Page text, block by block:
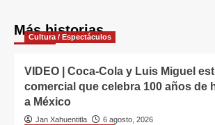
Más historias
Cultura / Espectáculos
VIDEO | Coca-Cola y Luis Miguel
comercial que celebra 100 años de
a México
Jan Xahuentitla
6 agosto, 2026